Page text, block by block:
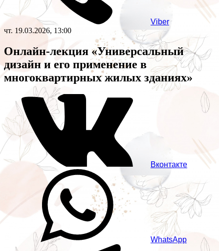
Viber
чт. 19.03.2026, 13:00
Онлайн-лекция «Универсальный
дизайн и его применение в
многоквартирных жилых зданиях»
Вконтакте
WhatsApp